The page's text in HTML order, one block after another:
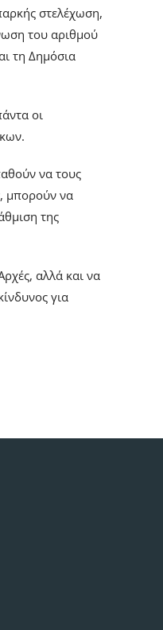
στελέχωση,
του αριθμού
τη Δημόσια
οι
να τους
μπορούν να
της
αλλά και να
για